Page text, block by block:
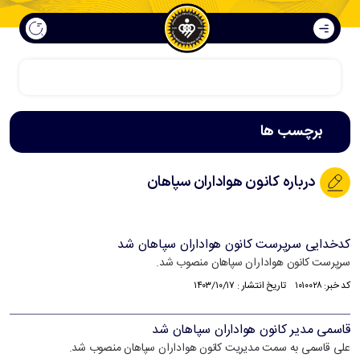
برچسب ها
درباره کانون هواداران سپاهان
کدخدایی سرپرست کانون هواداران سپاهان شد
سرپرست کانون هواداران سپاهان منصوب شد.
کد خبر: ۱۰۱۰۰۲۸ تاریخ انتشار : ۱۴۰۳/۱۰/۱۷
قاسمی مدیر کانون هواداران سپاهان شد
علی قاسمی به سمت مدیریت کانون هواداران سپاهان منصوب شد.